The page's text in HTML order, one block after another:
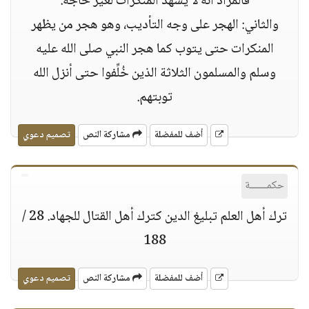
والثاني: الهجر على وجه التأديب، وهو هجر من يظهر
المنكرات حتى يتوب كما هجر النبي صلى الله عليه
وسلم والمسلمون الثلاثة الذين خُلِّفوا حتى أنزل الله
توبتهم.
أضف للمفضلة مشاركة النص تصميم دعوي
حكمــــــة
ترك أهل العلم تبليغ الدين كترك أهل القتال للجهاد. 28 /
188
أضف للمفضلة مشاركة النص تصميم دعوي